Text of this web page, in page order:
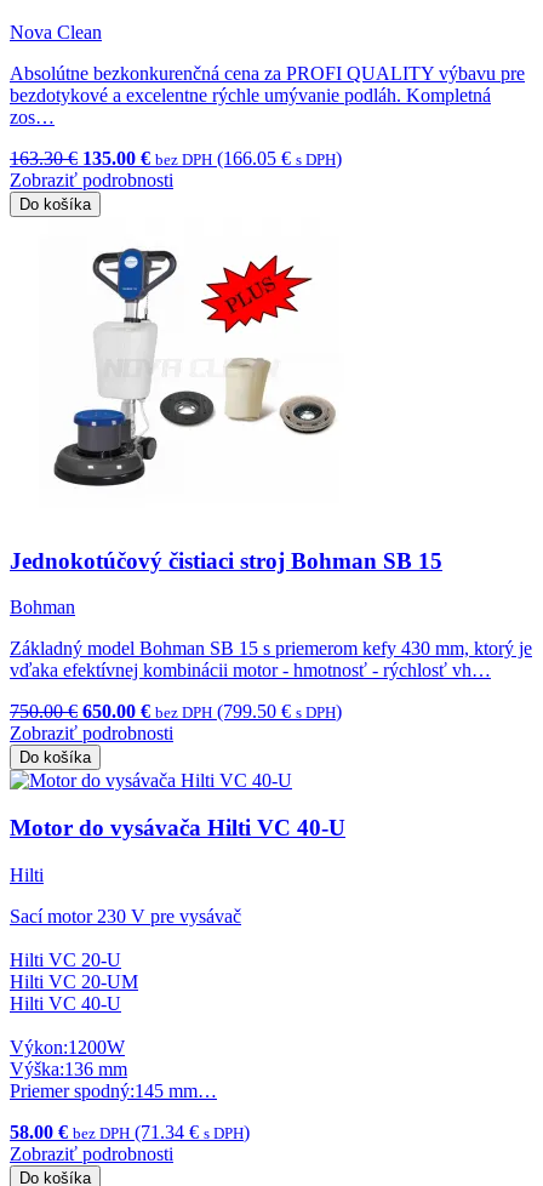
Nova Clean
Absolútne bezkonkurenčná cena za PROFI QUALITY výbavu pre
bezdotykové a excelentne rýchle umývanie podláh. Kompletná
zos…
163.30 € 135.00 € bez DPH (166.05 € s DPH)
Zobraziť podrobnosti
Do košíka
Jednokotúčový čistiaci stroj Bohman SB 15
Bohman
Základný model Bohman SB 15 s priemerom kefy 430 mm, ktorý je
vďaka efektívnej kombinácii motor - hmotnosť - rýchlosť vh…
750.00 € 650.00 € bez DPH (799.50 € s DPH)
Zobraziť podrobnosti
Do košíka
Motor do vysávača Hilti VC 40-U
Hilti
Sací motor 230 V pre vysávač
Hilti VC 20-U
Hilti VC 20-UM
Hilti VC 40-U
Výkon:1200W
Výška:136 mm
Priemer spodný:145 mm…
58.00 € bez DPH (71.34 € s DPH)
Zobraziť podrobnosti
Do košíka